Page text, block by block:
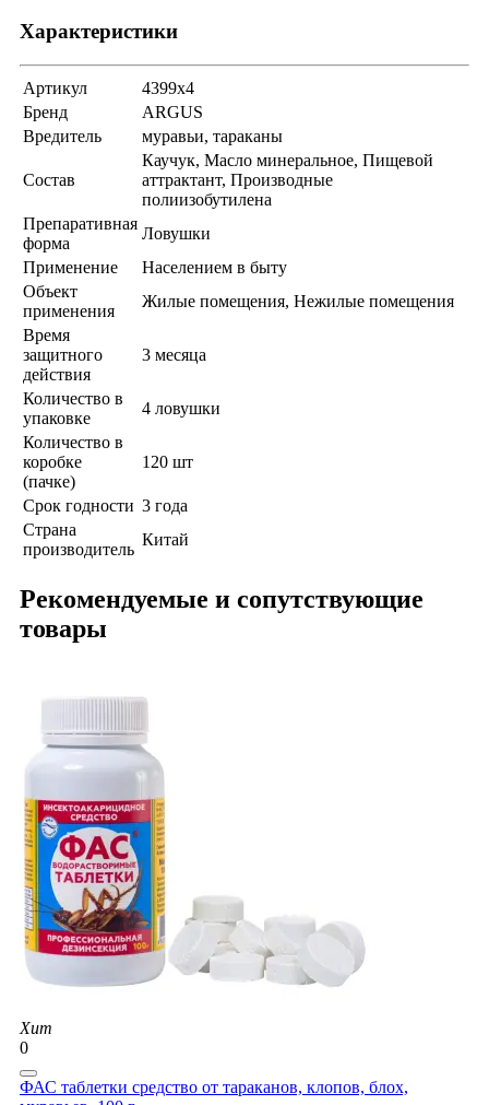
Характеристики
Артикул
4399x4
Бренд
ARGUS
Вредитель
муравьи, тараканы
Состав
Каучук, Масло минеральное, Пищевой
аттрактант, Производные
полиизобутилена
Препаративная
форма
Ловушки
Применение
Населением в быту
Объект
применения
Жилые помещения, Нежилые помещения
Время
защитного
действия
3 месяца
Количество в
упаковке
4 ловушки
Количество в
коробке
(пачке)
120 шт
Срок годности 3 года
Страна
производитель
Китай
Рекомендуемые и сопутствующие
товары
Хит
0
ФАС таблетки средство от тараканов, клопов, блох,